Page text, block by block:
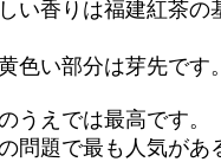
い香りは福建紅茶の
色い部分は芽先です
うえでは最高です。
問題で最も人気があ